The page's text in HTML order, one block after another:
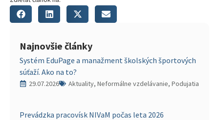
Najnovšie články
Systém EduPage a manažment školských športových
súťaží. Ako na to?
29.07.2026 Aktuality, Neformálne vzdelávanie, Podujatia
Prevádzka pracovísk NIVaM počas leta 2026